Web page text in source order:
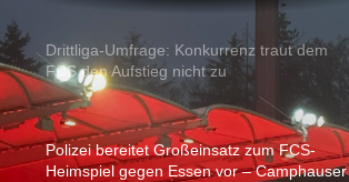
Drittliga-Umfrage: Konkurrenz traut dem
FCS den Aufstieg nicht zu
Polizei bereitet Großeinsatz zum FCS-
Heimspiel gegen Essen vor – Camphauser